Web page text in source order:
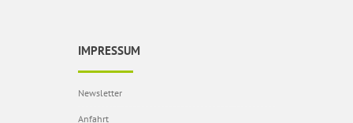
IMPRESSUM
Newsletter
Anfahrt